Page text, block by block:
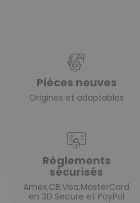
Pièces neuves
Origines et adaptables
Règlements
sécurisés
Amex,CB,Visa,MasterCard
en 3D Secure et PayPal